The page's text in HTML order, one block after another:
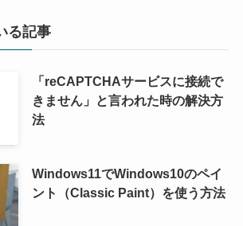
る記事
「reCAPTCHAサービスに接続で
きません」と言われた時の解決方
法
Windows11でWindows10のペイ
ント（Classic Paint）を使う方法